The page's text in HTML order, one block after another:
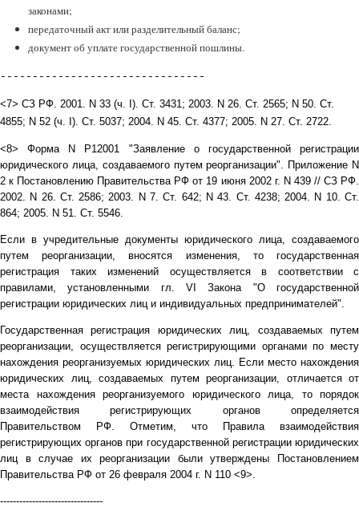
законами;
передаточный акт или разделительный баланс;
документ об уплате государственной пошлины.
--------------------------------
<7> СЗ РФ. 2001. N 33 (ч. I). Ст. 3431; 2003. N 26. Ст. 2565; N 50. Ст.
4855; N 52 (ч. I). Ст. 5037; 2004. N 45. Ст. 4377; 2005. N 27. Ст. 2722.
<8> Форма N Р12001 "Заявление о государственной регистрации
юридического лица, создаваемого путем реорганизации". Приложение N
2 к Постановлению Правительства РФ от 19 июня 2002 г. N 439 // СЗ РФ.
2002. N 26. Ст. 2586; 2003. N 7. Ст. 642; N 43. Ст. 4238; 2004. N 10. Ст.
864; 2005. N 51. Ст. 5546.
Если в учредительные документы юридического лица, создаваемого
путем реорганизации, вносятся изменения, то государственная
регистрация таких изменений осуществляется в соответствии с
правилами, установленными гл. VI Закона "О государственной
регистрации юридических лиц и индивидуальных предпринимателей".
Государственная регистрация юридических лиц, создаваемых путем
реорганизации, осуществляется регистрирующими органами по месту
нахождения реорганизуемых юридических лиц. Если место нахождения
юридических лиц, создаваемых путем реорганизации, отличается от
места нахождения реорганизуемого юридического лица, то порядок
взаимодействия регистрирующих органов определяется
Правительством РФ. Отметим, что Правила взаимодействия
регистрирующих органов при государственной регистрации юридических
лиц в случае их реорганизации были утверждены Постановлением
Правительства РФ от 26 февраля 2004 г. N 110 <9>.
--------------------------------